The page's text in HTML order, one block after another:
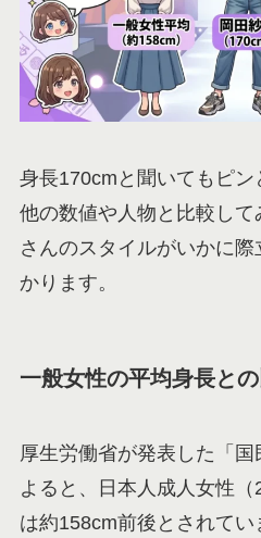
身長170cmと聞いてもピン
他の数値や人物と比較し
さんのスタイルがいかに
かります。
一般女性の平均身長と
厚生労働省が発表した「
よると、日本人成人女性
は約158cm前後とされて